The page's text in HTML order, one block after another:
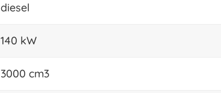
diesel
140 kW
3000 cm3